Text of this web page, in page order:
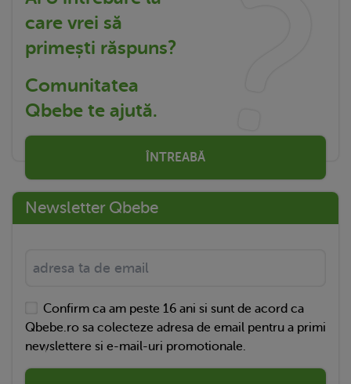
care vrei să
primești răspuns?
Comunitatea
Qbebe te ajută.
ÎNTREABĂ
Newsletter Qbebe
Confirm ca am peste 16 ani si sunt de acord ca
Qbebe.ro sa colecteze adresa de email pentru a primi
newslettere si e-mail-uri promotionale.